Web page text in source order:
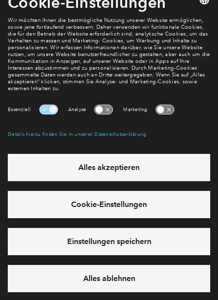
Newsletter Anmeldung
Verpassen Sie zu diesem Wohnprojekt keine Neuigkeiten
mehr! Wir halten Sie auf dem Laufenden – mit unserem
regelmäßig erscheinenden Newsletter informieren wir Sie
über den Stand dieses und weiterer Neubauprojekte.
Abonnieren
für unsereDatenschutzerklärung
Formular: